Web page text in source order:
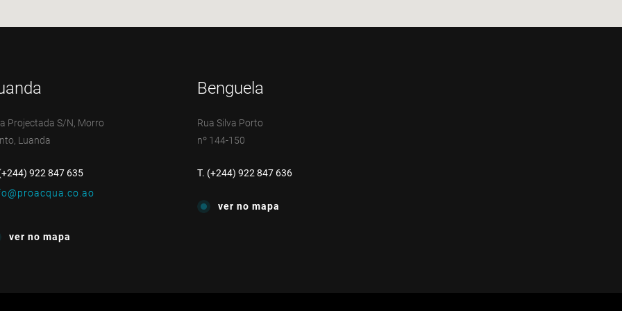
Projectada S/N, Morro
Luanda
922 847 635
ver no mapa
Benguela
Rua Silva Porto
nº 144-150
T. (+244) 922 847 636
ver no mapa